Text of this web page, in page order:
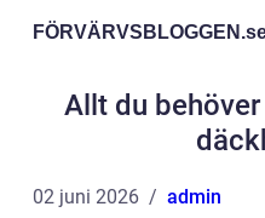
FÖRVÄRVSBLOGGEN.
Allt du
02 juni 2026 admin